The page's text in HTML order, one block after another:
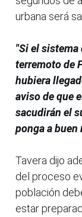
urbana será
"Si el sistema
terremoto de
hubiera
aviso de que
sacudirán el
ponga a buen
Tavera dijo
del proceso
población
estar